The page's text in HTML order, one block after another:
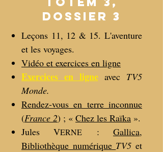
dossier 3
Leçons 11, 12 & 15. L'aventure
et les voyages.
Vidéo et exercices en ligne
Exercices en ligneavec TV5
Monde.
Rendez-vous en terre inconnue
(France 2) ; « Chez les Raïka ».
Jules VERNE :Gallica,
Bibliothèque numérique TV5 et